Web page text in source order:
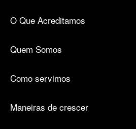
O Que Acreditamos
Quem Somos
Como servimos
Maneiras de crescer